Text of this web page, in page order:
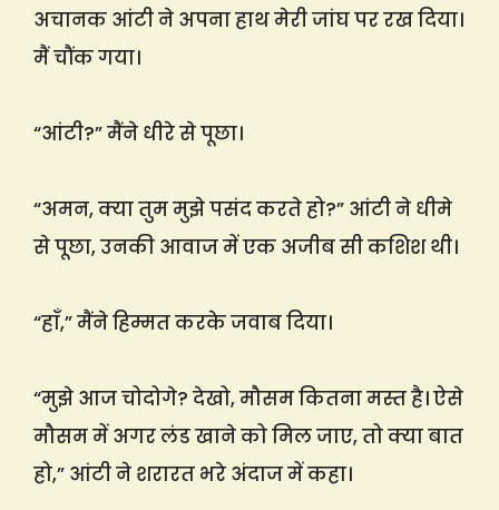
अचानक आंटी ने अपना हाथ मेरी जांघ पर रख दिया।
मैं चौंक गया।
“आंटी?” मैंने धीरे से पूछा।
“अमन, क्या तुम मुझे पसंद करते हो?” आंटी ने धीमे
से पूछा, उनकी आवाज में एक अजीब सी कशिश थी।
“हाँ,” मैंने हिम्मत करके जवाब दिया।
“मुझे आज चोदोगे? देखो, मौसम कितना मस्त है। ऐसे
मौसम में अगर लंड खाने को मिल जाए, तो क्या बात
हो,” आंटी ने शरारत भरे अंदाज में कहा।